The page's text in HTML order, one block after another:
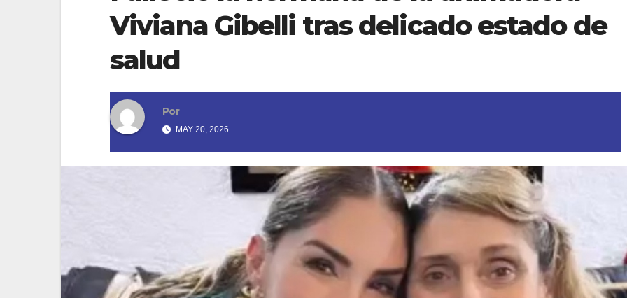
Viviana Gibelli tras delicado estado de
salud
Por
MAY 20, 2026